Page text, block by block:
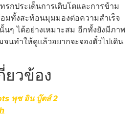
รกประเด็นการเติบโตและการข้าม
มทั้งสะท้อนมุมมองต่อความสำเร็จ
ๆ ได้อย่างเหมาะสม อีกทั้งยังมีภาพ
นทำให้ดูแล้วอยากจะจองตั๋วไปเดิน
ยวข้อง
พุซ อิน บู๊ตส์ 2